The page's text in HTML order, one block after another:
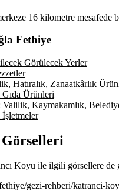
16 kilometre mesafede
Fethiye
Görülecek Yerler
Hatıralık, Zanaatkârlık
Gıda Ürünleri
Kaymakamlık,
İşletmeler
Koyu ile ilgili görsellere
gezi-rehberi/katranci-